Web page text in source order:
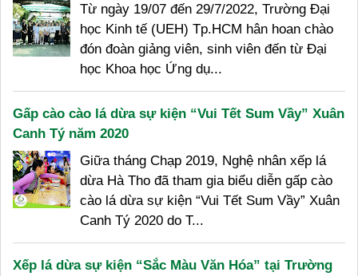
Từ ngày 19/07 đến 29/7/2022, Trường Đại
học Kinh tế (UEH) Tp.HCM hân hoan chào
đón đoàn giảng viên, sinh viên đến từ Đại
học Khoa học Ứng dụ...
Gấp cào cào lá dừa sự kiện “Vui Tết Sum Vầy” Xuân
Canh Tý năm 2020
Giữa tháng Chạp 2019, Nghệ nhân xếp lá
dừa Hà Tho đã tham gia biểu diễn gấp cào
cào lá dừa sự kiện “Vui Tết Sum Vầy” Xuân
Canh Tý 2020 do T...
Xếp lá dừa sự kiện “Sắc Màu Văn Hóa” tại Trường